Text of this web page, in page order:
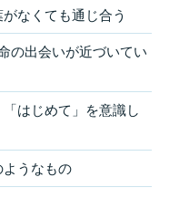
なくても通じ合う
の出会いが近づいてい
はじめて」を意識し
うなもの